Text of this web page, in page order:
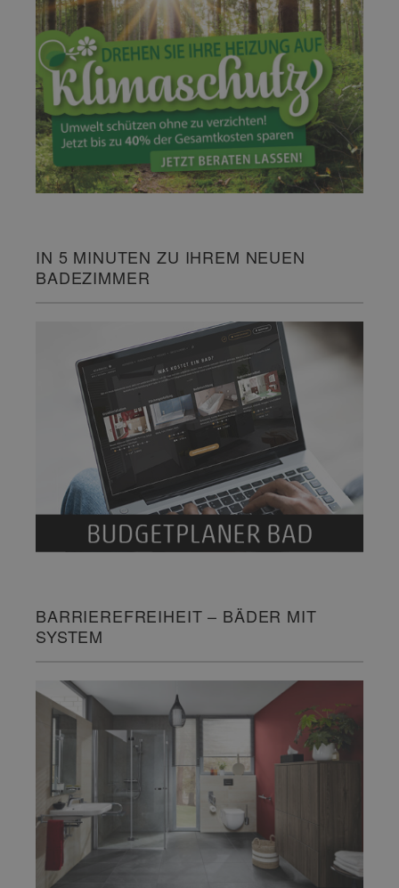
IN 5 MINUTEN ZU IHREM NEUEN
BADEZIMMER
BARRIEREFREIHEIT – BÄDER MIT
SYSTEM